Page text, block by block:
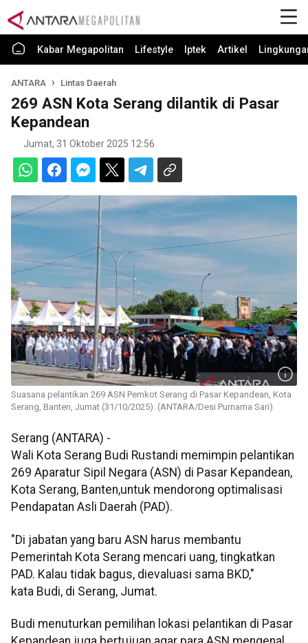
Kabar Megapolitan Lifestyle Iptek Artikel
ANTARA Lintas Daerah
269 ASN Kota Serang dilantik di Pasar
Kepandean
Jumat, 31 Oktober 2025 12:56
Suasana pelantikan 269 ASN Pemkot Serang di Pasar Kepandean, Kota
Serang, Banten, Jumat (31/10/2025). (ANTARA/Desi Purnama Sari)
Serang (ANTARA) -
Wali Kota Serang Budi Rustandi memimpin pelantikan
269 Aparatur Sipil Negara (ASN) di Pasar Kepandean,
Kota Serang, Banten,untuk mendorong optimalisasi
Pendapatan Asli Daerah (PAD).
"Di jabatan yang baru ASN harus membantu
Pemerintah Kota Serang mencari uang, tingkatkan
PAD. Kalau tidak bagus, dievaluasi sama BKD,"
kata Budi, di Serang, Jumat.
Budi menuturkan pemilihan lokasi pelantikan di Pasar